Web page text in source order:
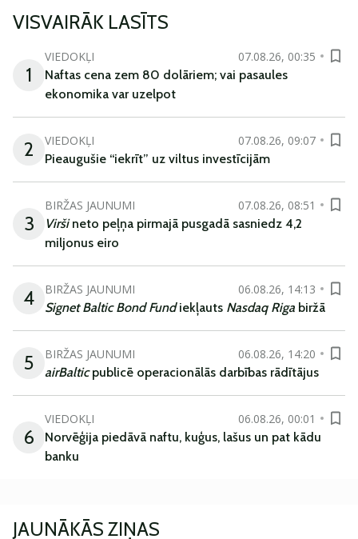
VISVAIRĀK LASĪTS
1
VIEDOKĻI
07.08.26, 00:35
Naftas cena zem 80 dolāriem; vai pasaules
ekonomika var uzelpot
2 VIEDOKĻI
07.08.26, 09:07
Pieaugušie “iekrīt” uz viltus investīcijām
3
BIRŽAS JAUNUMI
07.08.26, 08:51
Viršineto peļņa pirmajā pusgadā sasniedz 4,2
miljonus eiro
4 BIRŽAS JAUNUMI
06.08.26, 14:13
Signet Baltic Bond Fundiekļauts Nasdaq Riga biržā
5 BIRŽAS JAUNUMI
06.08.26, 14:20
airBalticpublicē operacionālās darbības rādītājus
6
VIEDOKĻI
06.08.26, 00:01
Norvēģija piedāvā naftu, kuģus, lašus un pat kādu
banku
JAUNĀKĀS ZIŅAS